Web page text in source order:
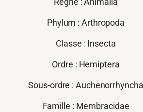
Phylum : Arthropoda
Classe : Insecta
Ordre : Hemiptera
Sous-ordre : Auchenorrhyncha
Famille : Membracidae